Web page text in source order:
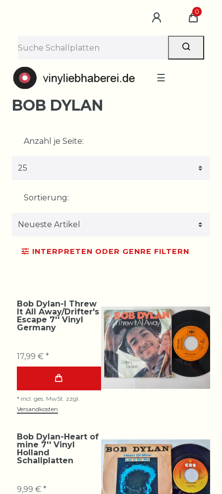
0
☰
BOB DYLAN
Anzahl je Seite:
Sortierung:
INTERPRETEN ODER GENRE FILTERN
Bob Dylan-I Threw
It All Away/Drifter's
Escape 7'' Vinyl
Germany
17,99 € *
* incl. ges. MwSt. zzgl.
Versandkosten
Bob Dylan-Heart of
mine 7'' Vinyl
Holland
Schallplatten
9,99 € *